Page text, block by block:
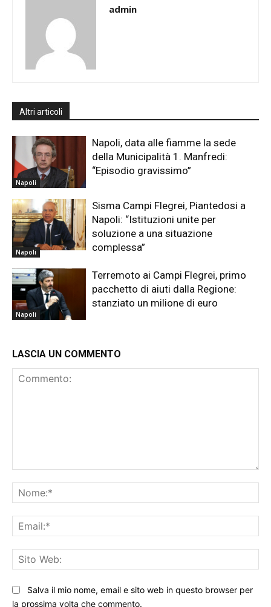
admin
Altri articoli
Napoli
Napoli, data alle fiamme la sede
della Municipalità 1. Manfredi:
“Episodio gravissimo”
Napoli
Sisma Campi Flegrei, Piantedosi a
Napoli: “Istituzioni unite per
soluzione a una situazione
complessa”
Napoli
Terremoto ai Campi Flegrei, primo
pacchetto di aiuti dalla Regione:
stanziato un milione di euro
LASCIA UN COMMENTO
Salva il mio nome, email e sito web in questo browser per
la prossima volta che commento.